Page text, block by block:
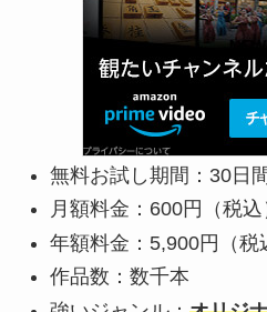
無料お試し期間：30日
月額料金：600円（税込
年額料金：5,900円（税
作品数：数千本